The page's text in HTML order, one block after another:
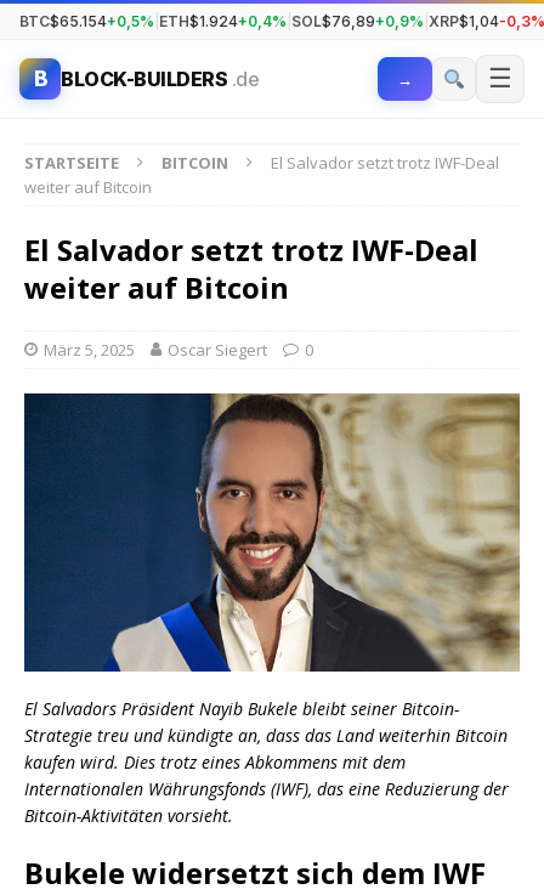
BTC$65.154+0,5% ETH$1.924+0,4% SOL$76,89+0,9% XRP$1,04-0,3%
B BLOCK-BUILDERS .de → ☰
STARTSEITE BITCOIN
El Salvador setzt trotz IWF-Deal
weiter auf Bitcoin
El Salvador setzt trotz IWF-Deal
weiter auf Bitcoin
März 5, 2025 Oscar Siegert 0
El Salvadors Präsident Nayib Bukele bleibt seiner Bitcoin-
Strategie treu und kündigte an, dass das Land weiterhin Bitcoin
kaufen wird. Dies trotz eines Abkommens mit dem
Internationalen Währungsfonds (IWF), das eine Reduzierung der
Bitcoin-Aktivitäten vorsieht.
Bukele widersetzt sich dem IWF